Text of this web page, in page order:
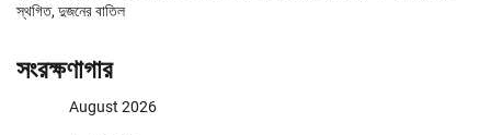
স্থগিত, দুজনের বাতিল
সংরক্ষণাগার
August 2026